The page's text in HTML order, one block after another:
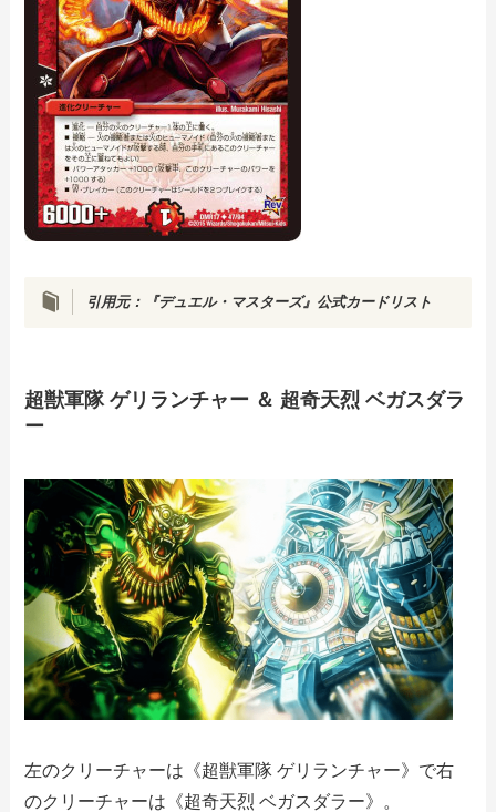
引用元：『デュエル・マスターズ』公式カードリスト
超獣軍隊 ゲリランチャー ＆ 超奇天烈 ベガスダラ
ー
左のクリーチャーは《超獣軍隊 ゲリランチャー》で右
のクリーチャーは《超奇天烈 ベガスダラー》。